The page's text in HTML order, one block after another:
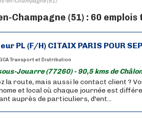
Champagne (51) : 60
PL (F/H) CITAIX PARIS POUR
Transport et Distribution
Jouarre (77260) - 90,5 kms de
la route, mais aussi le contact client ?
et local où chaque journée est
auprès de particuliers, d'ent...